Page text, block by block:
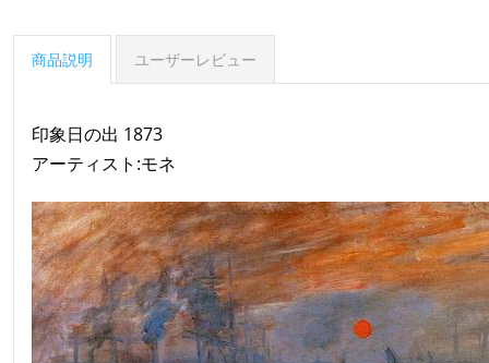
商品説明 ユーザーレビュー
印象日の出 1873
アーティスト:モネ